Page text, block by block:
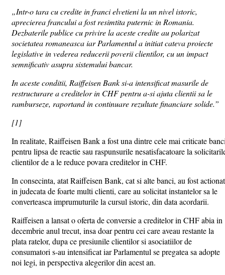
„Intr-o tara cu credite in franci elvetieni la un nivel istoric,
aprecierea francului a fost resimtita puternic in Romania.
Dezbaterile publice cu privire la aceste credite au polarizat
societatea romaneasca iar Parlamentul a initiat cateva proiecte
legislative in vederea reducerii poverii clientilor, cu un impact
semnificativ asupra sistemului bancar.
In aceste conditii, Raiffeisen Bank si-a intensificat masurile de
restructurare a creditelor in CHF pentru a-si ajuta clientii sa le
ramburseze, raportand in continuare rezultate financiare solide.”
[1]
In realitate, Raiffeisen Bank a fost una dintre cele mai criticate
pentru lipsa de reactie sau raspunsurile nesatisfacatoare la
clientilor de a le reduce povara creditelor in CHF.
In consecinta, atat Raiffeisen Bank, cat si alte banci, au fost
in judecata de foarte multi clienti, care au solicitat instantelor sa le
converteasca imprumuturile la cursul istoric, din data acordarii.
Raiffeisen a lansat o oferta de conversie a creditelor in CHF abia in
decembrie anul trecut, insa doar pentru cei care aveau restante la
plata ratelor, dupa ce presiunile clientilor si asociatiilor de
consumatori s-au intensificat iar Parlamentul se pregatea sa adopte
noi legi, in perspectiva alegerilor din acest an.